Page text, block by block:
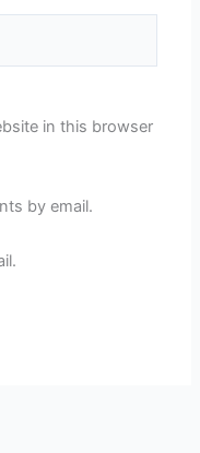
in this browser
by email.